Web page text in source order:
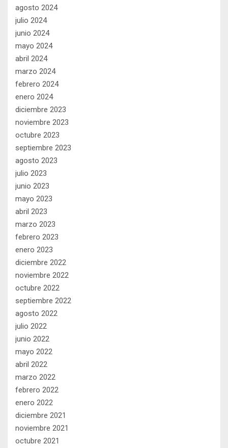
agosto 2024
julio 2024
junio 2024
mayo 2024
abril 2024
marzo 2024
febrero 2024
enero 2024
diciembre 2023
noviembre 2023
octubre 2023
septiembre 2023
agosto 2023
julio 2023
junio 2023
mayo 2023
abril 2023
marzo 2023
febrero 2023
enero 2023
diciembre 2022
noviembre 2022
octubre 2022
septiembre 2022
agosto 2022
julio 2022
junio 2022
mayo 2022
abril 2022
marzo 2022
febrero 2022
enero 2022
diciembre 2021
noviembre 2021
octubre 2021